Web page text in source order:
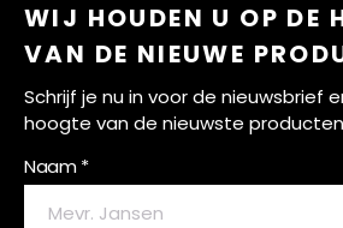
WIJ HOUDEN U OP DE
VAN DE NIEUWE
Schrijf je nu in voor de nieuwsbrief
hoogte van de nieuwste
Naam *